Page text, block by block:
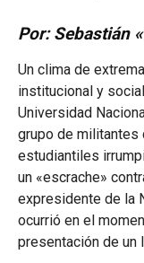
Por: Sebastián
Un clima de
institucional y
Universidad
grupo de militantes
estudiantiles
un «escrache»
expresidente de la
ocurrió en el
presentación de un